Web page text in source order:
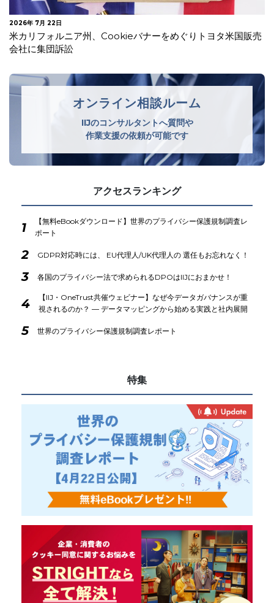
2026年 7月 21日
AIチャットボット導入後に必要な外部送信規律対応とは？
オンライン相談ルーム
IIJのコンサルタントへ質問や
作業支援の依頼が可能です
アクセスランキング
1
【無料eBookダウンロード】世界のプライバシー保護規制調査レ
ポート
2 GDPR対応時には、 EU代理人/UK代理人の 選任もお忘れなく！
3 各国のプライバシー法で求められるDPOはIIJにおまかせ！
4
【IIJ・OneTrust共催ウェビナー】なぜ今データガバナンスが重
視されるのか？ ― データマッピングから始める実践と社内展開
5 世界のプライバシー保護規制調査レポート
特集